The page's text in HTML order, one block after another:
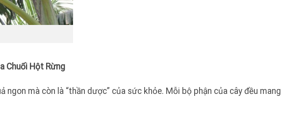
Chuối Hột Rừng
ngon mà còn là “thần dược” của sức khỏe. Mỗi bộ phận của cây đều mang